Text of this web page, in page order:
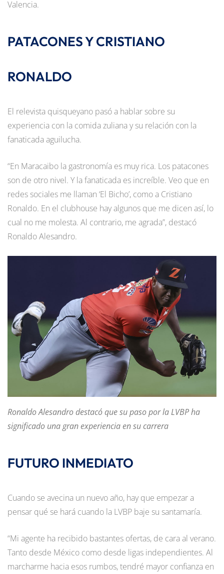
Valencia.
PATACONES Y CRISTIANO
RONALDO
El relevista quisqueyano pasó a hablar sobre su
experiencia con la comida zuliana y su relación con la
fanaticada aguilucha.
“En Maracaibo la gastronomía es muy rica. Los patacones
son de otro nivel. Y la fanaticada es increíble. Veo que en
redes sociales me llaman ‘El Bicho’, como a Cristiano
Ronaldo. En el clubhouse hay algunos que me dicen así, lo
cual no me molesta. Al contrario, me agrada”, destacó
Ronaldo Alesandro.
Ronaldo Alesandro destacó que su paso por la LVBP ha
significado una gran experiencia en su carrera
FUTURO INMEDIATO
Cuando se avecina un nuevo año, hay que empezar a
pensar qué se hará cuando la LVBP baje su santamaría.
“Mi agente ha recibido bastantes ofertas, de cara al verano.
Tanto desde México como desde ligas independientes. Al
marcharme hacia esos rumbos, tendré mayor confianza en